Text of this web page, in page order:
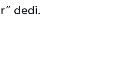
dedi.